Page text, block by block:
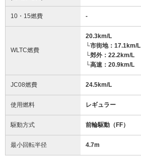
10・15燃費 -
WLTC燃費
20.3km/L
└市街地：17.1km/L
└郊外：22.2km/L
└高速：20.9km/L
JC08燃費 24.5km/L
使用燃料 レギュラー
駆動方式 前輪駆動（FF）
最小回転半径 4.7m